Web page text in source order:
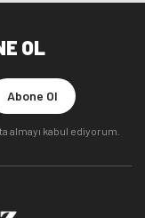
OL
Abone Ol
almayı kabul ediyorum.